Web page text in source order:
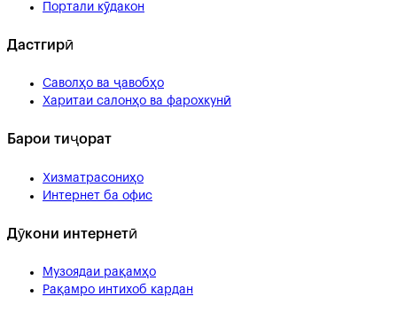
Портали кӯдакон
Дастгирӣ
Саволҳо ва ҷавобҳо
Харитаи салонҳо ва фарохкунӣ
Барои тиҷорат
Хизматрасониҳо
Интернет ба офис
Дӯкони интернетӣ
Музоядаи рақамҳо
Рақамро интихоб кардан